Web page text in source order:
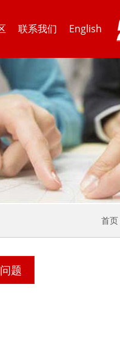
联系我们 English
首页
题